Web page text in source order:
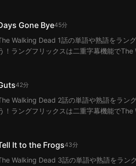
Gone Bye45分
Walking Dead 1話の単語や熟語をラン
！ラングフリックスは二重字幕機能で
42分
Walking Dead 2話の単語や熟語をラン
！ラングフリックスは二重字幕機能で
It to the Frogs43分
Walking Dead 3話の単語や熟語をラン